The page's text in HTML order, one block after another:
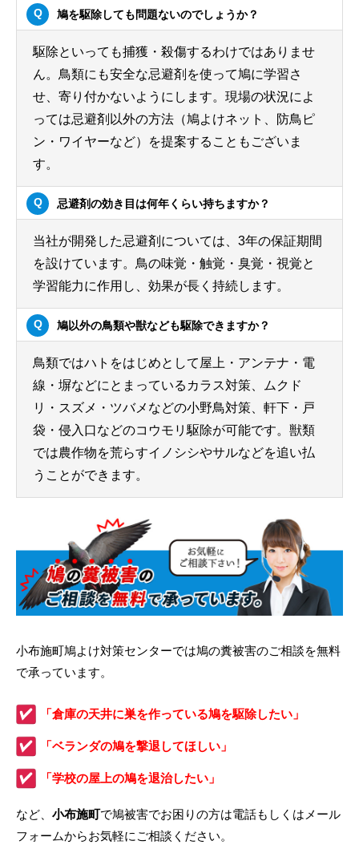
鳩を駆除しても問題ないのでしょうか？
駆除といっても捕獲・殺傷するわけではありませ
ん。鳥類にも安全な忌避剤を使って鳩に学習さ
せ、寄り付かないようにします。現場の状況によ
っては忌避剤以外の方法（鳩よけネット、防鳥ピ
ン・ワイヤーなど）を提案することもございま
す。
忌避剤の効き目は何年くらい持ちますか？
当社が開発した忌避剤については、3年の保証期間
を設けています。鳥の味覚・触覚・臭覚・視覚と
学習能力に作用し、効果が長く持続します。
鳩以外の鳥類や獣なども駆除できますか？
鳥類ではハトをはじめとして屋上・アンテナ・電
線・塀などにとまっているカラス対策、ムクド
リ・スズメ・ツバメなどの小野鳥対策、軒下・戸
袋・侵入口などのコウモリ駆除が可能です。獣類
では農作物を荒らすイノシシやサルなどを追い払
うことができます。
小布施町鳩よけ対策センターでは鳩の糞被害のご相談を無料
で承っています。
「倉庫の天井に巣を作っている鳩を駆除したい」
「ベランダの鳩を撃退してほしい」
「学校の屋上の鳩を退治したい」
など、 小布施町で鳩被害でお困りの方は電話もしくはメール
フォームからお気軽にご相談ください。